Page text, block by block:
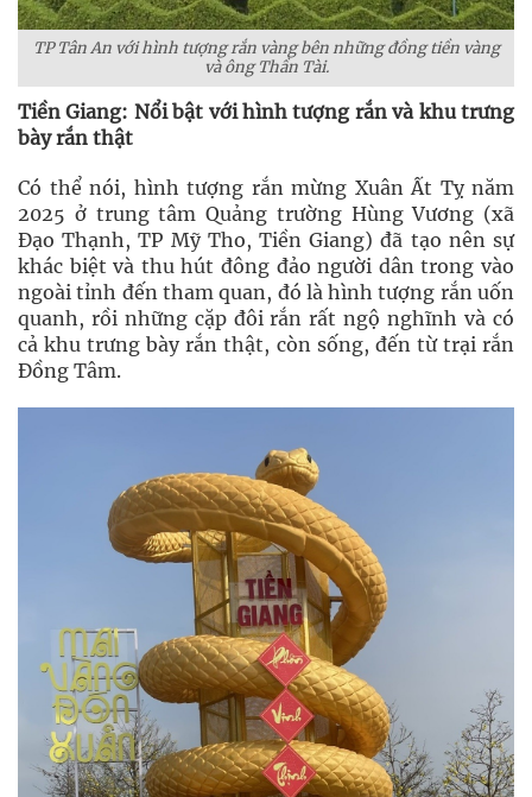
TP Tân An với hình tượng rắn vàng bên những đồng tiền vàng
và ông Thần Tài.
Tiền Giang: Nổi bật với hình tượng rắn và khu trưng
bày rắn thật
Có thể nói, hình tượng rắn mừng Xuân Ất Tỵ năm
2025 ở trung tâm Quảng trường Hùng Vương (xã
Đạo Thạnh, TP Mỹ Tho, Tiền Giang) đã tạo nên sự
khác biệt và thu hút đông đảo người dân trong vào
ngoài tỉnh đến tham quan, đó là hình tượng rắn uốn
quanh, rồi những cặp đôi rắn rất ngộ nghĩnh và có
cả khu trưng bày rắn thật, còn sống, đến từ trại rắn
Đồng Tâm.